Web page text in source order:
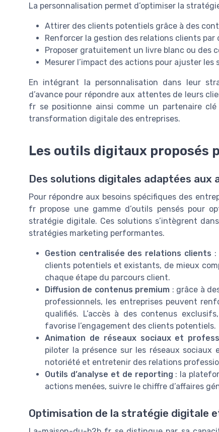
La personnalisation permet d’optimiser la
Attirer des clients potentiels grâce à des
Renforcer la gestion des relations clients
Proposer gratuitement un livre blanc ou des
Mesurer l’impact des actions pour ajuster
En intégrant la personnalisation dans leur
d’avance pour répondre aux attentes de leurs
fr se positionne ainsi comme un partenaire
transformation digitale des entreprises.
Les outils digitaux proposés
Des solutions digitales adaptées
Pour répondre aux besoins spécifiques des
fr propose une gamme d’outils pensés pour
stratégie digitale. Ces solutions s’intègrent
stratégies marketing performantes.
Gestion centralisée des relations clients :
clients potentiels et existants, de mieux
chaque étape du parcours client.
Diffusion de contenus premium : grâce à
professionnels, les entreprises peuvent
qualifiés. L’accès à des contenus
favorise l’engagement des clients potentiels.
Animation de réseaux sociaux et
piloter la présence sur les réseaux sociaux
notoriété et entretenir des relations
Outils d’analyse et de reporting : la
actions menées, suivre le chiffre d’affaires
Optimisation de la stratégie digitale